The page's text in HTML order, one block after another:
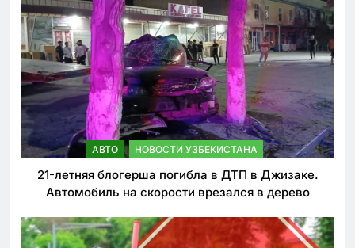
АВТО НОВОСТИ УЗБЕКИСТАНА
21-летняя блогерша погибла в ДТП в Джизаке.
Автомобиль на скорости врезался в дерево